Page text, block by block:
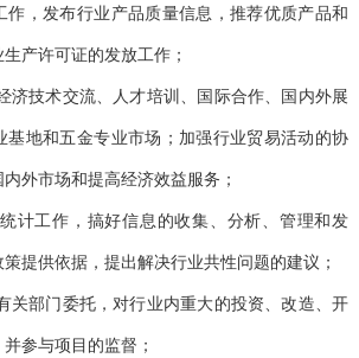
作，发布行业产品质量信息，推荐优质产品和
产许可证的发放工作；
济技术交流、人才培训、国际合作、国内外展
基地和五金专业市场；加强行业贸易活动的协
外市场和提高经济效益服务；
计工作，搞好信息的收集、分析、管理和发
提供依据，提出解决行业共性问题的建议；
关部门委托，对行业内重大的投资、改造、开
参与项目的监督；